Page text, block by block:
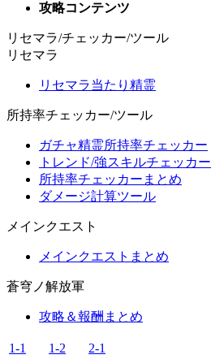
攻略コンテンツ
リセマラ/チェッカー/ツール
リセマラ
リセマラ当たり精霊
所持率チェッカー/ツール
ガチャ精霊所持率チェッカー
トレンド/強スキルチェッカー
所持率チェッカーまとめ
ダメージ計算ツール
メインクエスト
メインクエストまとめ
蒼穹ノ解放軍
攻略＆報酬まとめ
1-1 1-2
2-1